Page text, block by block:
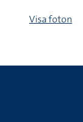
Visa foton